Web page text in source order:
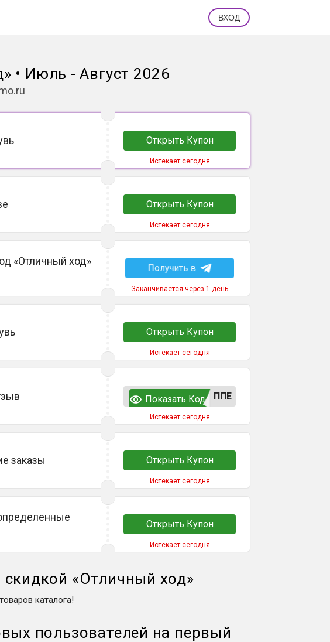
ВХОД
» • Июль - Август 2026
Открыть Купон
Истекает сегодня
Открыть Купон
Истекает сегодня
«Отличный ход»
Получить в
Заканчивается через 1 день
Открыть Купон
Истекает сегодня
ППЕ
Показать Код
Истекает сегодня
заказы Открыть Купон
Истекает сегодня
Открыть Купон
Истекает сегодня
«Отличный ход»
каталога!
пользователей на первый